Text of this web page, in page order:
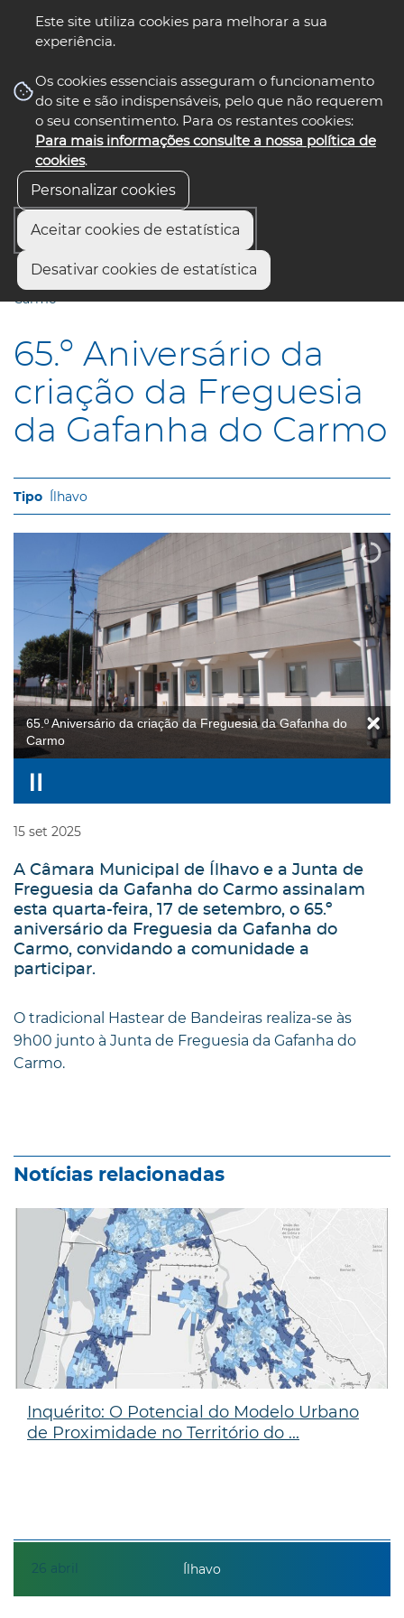
Este site utiliza cookies para melhorar a sua
experiência.
Os cookies essenciais asseguram o funcionamento
do site e são indispensáveis, pelo que não requerem
o seu consentimento. Para os restantes cookies:
Para mais informações consulte a nossa política de
cookies.
Personalizar cookies
Aceitar cookies de estatística
Desativar cookies de estatística
nos select language
Início
65.º Aniversário da criação da Freguesia da Gafanha do
Carmo
65.º Aniversário da
criação da Freguesia
da Gafanha do Carmo
Ílhavo
65.º Aniversário da criação da Freguesia da Gafanha do
Carmo
15 set 2025
A Câmara Municipal de Ílhavo e a Junta de
Freguesia da Gafanha do Carmo assinalam
esta quarta-feira, 17 de setembro, o 65.º
aniversário da Freguesia da Gafanha do
Carmo, convidando a comunidade a
participar.
O tradicional Hastear de Bandeiras realiza-se às
9h00 junto à Junta de Freguesia da Gafanha do
Carmo.
Notícias relacionadas
26 abril
Inquérito: O Potencial do Modelo Urbano
de Proximidade no Território do ...
Ílhavo